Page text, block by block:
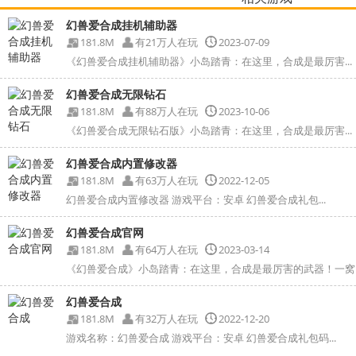
幻兽爱合成挂机辅助器
181.8M 有21万人在玩
2023-07-09
《幻兽爱合成挂机辅助器》小岛踏青：在这里，合成是最厉害...
幻兽爱合成无限钻石
181.8M 有88万人在玩
2023-10-06
《幻兽爱合成无限钻石版》小岛踏青：在这里，合成是最厉害...
幻兽爱合成内置修改器
181.8M 有63万人在玩
2022-12-05
幻兽爱合成内置修改器 游戏平台：安卓 幻兽爱合成礼包...
幻兽爱合成官网
181.8M 有64万人在玩
2023-03-14
《幻兽爱合成》小岛踏青：在这里，合成是最厉害的武器！一
幻兽爱合成
181.8M 有32万人在玩
2022-12-20
游戏名称：幻兽爱合成 游戏平台：安卓 幻兽爱合成礼包码...